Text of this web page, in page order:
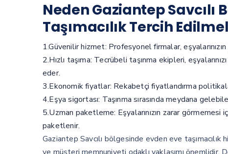
Neden Gaziantep Savcılı
Taşımacılık Tercih
1.Güvenilir hizmet: Profesyonel firmalar,
2.Hızlı taşıma: Tecrübeli taşınma ekipleri,
eder.
3.Ekonomik fiyatlar: Rekabetçi fiyatlandırma
4.Eşya sigortası: Taşınma sırasında meydana
5.Uzman paketleme: Eşyalarınızın zarar
paketlenir.
Gaziantep Savcılı bölgesinde evden eve